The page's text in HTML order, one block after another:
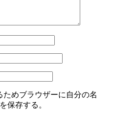
めブラウザーに自分の名
保存する。